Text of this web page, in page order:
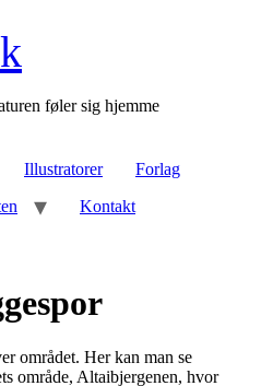
føler sig hjemme
Illustratorer
Forlag
Kontakt
området. Her kan man se
område, Altaibjergenen, hvor